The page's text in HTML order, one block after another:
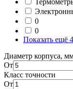
0
0
Показать ещё 4
Диаметр корпуса,
От
Класс точности
От